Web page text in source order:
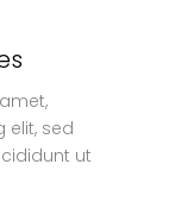
elit, sed
ut